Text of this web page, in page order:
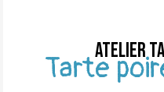
Atelier
Tarte